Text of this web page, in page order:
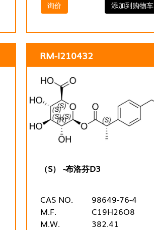
询价 添加到购物车
RM-I210432
（S） -布洛芬D3
CAS NO.
98649-76-4
M.F.
C19H26O8
M.W.
382.41